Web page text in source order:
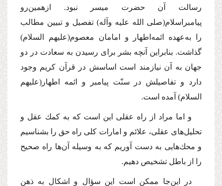
رسالت آن حضرت میسر نبود. ازهمین‌رو
پیامبراسلام(صلى الله علیه وآله) تفصیل و تبیین مطالب
را به‌عهده ائمه‌اطهار و امامان معصوم(علیهم السلام)
گذاشت. بنابراین آنچه بشر براى رسیدن به سعادت در دو
جهان به آن نیازمند است اساسش در قرآن كریم وجود
دارد و تفاصیلش در سنّت پیامبر و ائمه اطهار (علیهم
السلام) آمده است.
و اما مراد از راه عقلى این است كه به كمك عقل و
تحلیل‌هاى عقلى، علائم و امارات كلى راه حق را بشناسیم
و محك‌هایى به دست آوریم كه به وسیله آن‌ها راه صحیح
را از باطل تشخیص دهیم.
در این‌جا ممكن است این سؤال و اشكال به ذهن